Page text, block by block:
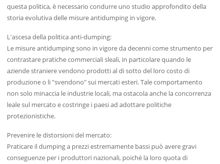
questa politica, è necessario condurre uno studio approfondito della
storia evolutiva delle misure antidumping in vigore.
L'ascesa della politica anti-dumping:
Le misure antidumping sono in vigore da decenni come strumento per
contrastare pratiche commerciali sleali, in particolare quando le
aziende straniere vendono prodotti al di sotto del loro costo di
produzione o li "svendono" sui mercati esteri. Tale comportamento
non solo minaccia le industrie locali, ma ostacola anche la concorrenza
leale sul mercato e costringe i paesi ad adottare politiche
protezionistiche.
Prevenire le distorsioni del mercato:
Praticare il dumping a prezzi estremamente bassi può avere gravi
conseguenze per i produttori nazionali, poiché la loro quota di